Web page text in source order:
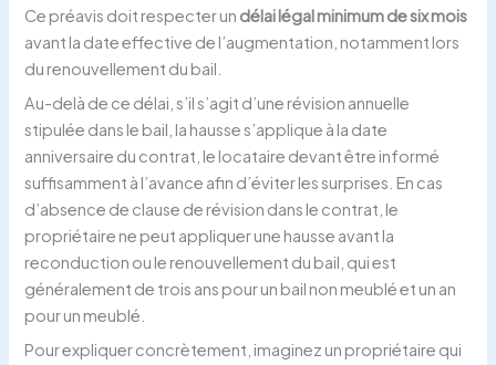
Ce préavis doit respecter un délai légal minimum de six mois
avant la date effective de l’augmentation, notamment lors
du renouvellement du bail.
Au-delà de ce délai, s’il s’agit d’une révision annuelle
stipulée dans le bail, la hausse s’applique à la date
anniversaire du contrat, le locataire devant être informé
suffisamment à l’avance afin d’éviter les surprises. En cas
d’absence de clause de révision dans le contrat, le
propriétaire ne peut appliquer une hausse avant la
reconduction ou le renouvellement du bail, qui est
généralement de trois ans pour un bail non meublé et un an
pour un meublé.
Pour expliquer concrètement, imaginez un propriétaire qui